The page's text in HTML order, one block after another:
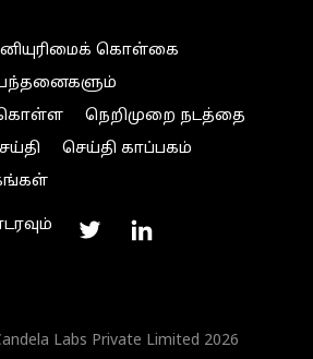
கொள்கை
நெறிமுறை நடத்தை
செய்தி காப்பகம்
Labs Private Limited 2026